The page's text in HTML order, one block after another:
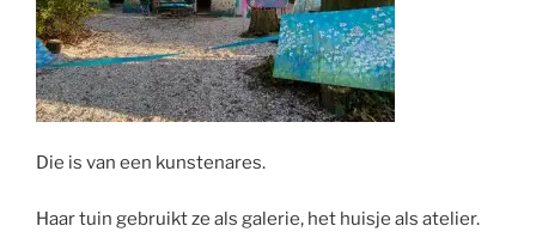
Die is van een kunstenares.
Haar tuin gebruikt ze als galerie, het huisje als atelier.